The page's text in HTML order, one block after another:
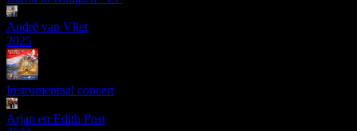
André van Vliet
2025
Instrumentaal concert
Arjan en Edith Post